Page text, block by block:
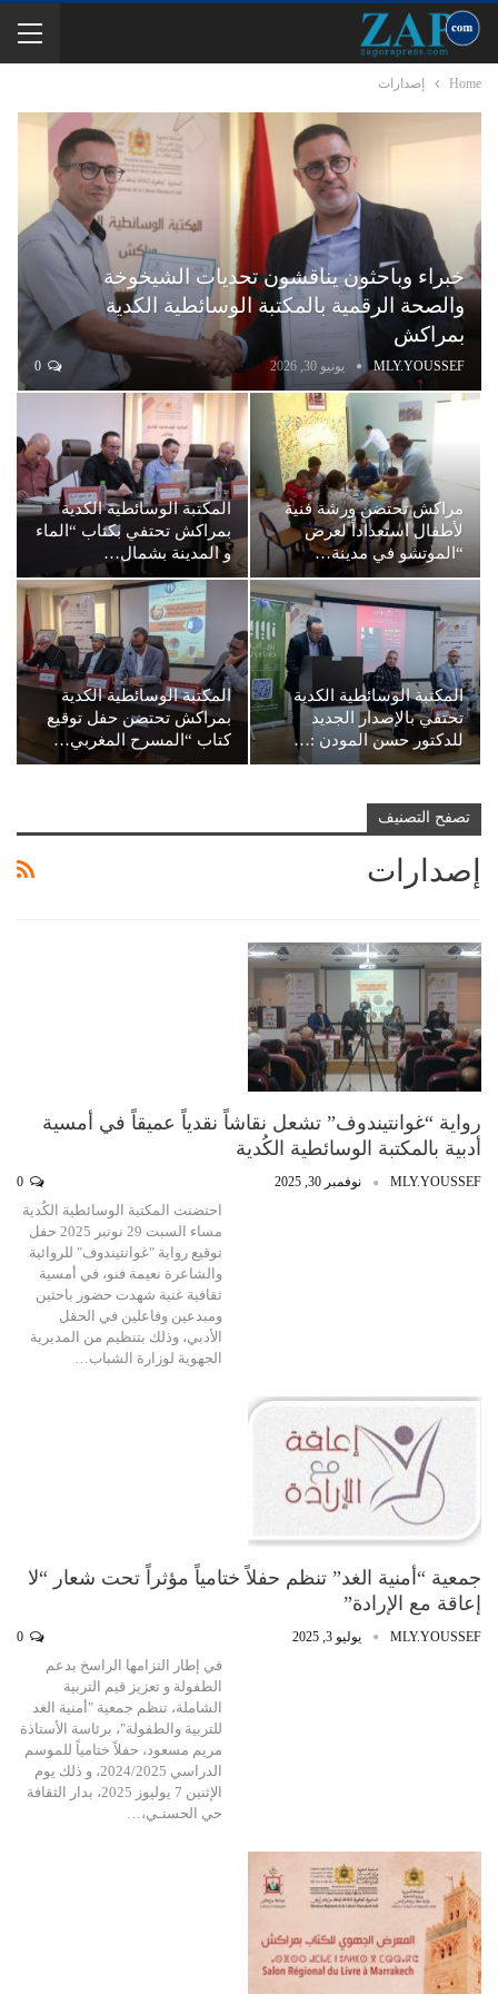
Home إصدارات
خبراء وباحثون يناقشون تحديات الشيخوخة
والصحة الرقمية بالمكتبة الوسائطية الكدية
بمراكش
MLY.YOUSSEF يونيو 30, 2026
مراكش تحتضن ورشة فنية
لأطفال استعداداً لعرض
“الموتشو في مدينة…
المكتبة الوسائطية الكدية
بمراكش تحتفي بكتاب “الماء
و المدينة بشمال…
المكتبة الوسائطية الكدية
تحتفي بالإصدار الجديد
للدكتور حسن المودن :…
المكتبة الوسائطية الكدية
بمراكش تحتضن حفل توقيع
كتاب “المسرح المغربي…
تصفح التصنيف
إصدارات
رواية “غوانتيندوف” تشعل نقاشاً نقدياً عميقاً في أمسية
أدبية بالمكتبة الوسائطية الكُدية
MLY.YOUSSEF نوفمبر 30, 2025
احتضنت المكتبة الوسائطية الكُدية
مساء السبت 29 نونبر 2025 حفل
توقيع رواية "غوانتيندوف" للروائية
والشاعرة نعيمة فنو، في أمسية
ثقافية غنية شهدت حضور باحثين
ومبدعين وفاعلين في الحقل
الأدبي، وذلك بتنظيم من المديرية
الجهوية لوزارة الشباب…
جمعية “أمنية الغد” تنظم حفلاً ختامياً مؤثراً تحت شعار “لا
إعاقة مع الإرادة”
MLY.YOUSSEF يوليو 3, 2025
في إطار التزامها الراسخ بدعم
الطفولة و تعزيز قيم التربية
الشاملة، تنظم جمعية "أمنية الغد
للتربية والطفولة"، برئاسة الأستاذة
مريم مسعود، حفلاً ختامياً للموسم
الدراسي 2024/2025، و ذلك يوم
الإثنين 7 يوليوز 2025، بدار الثقافة
حي الحسنـي،…